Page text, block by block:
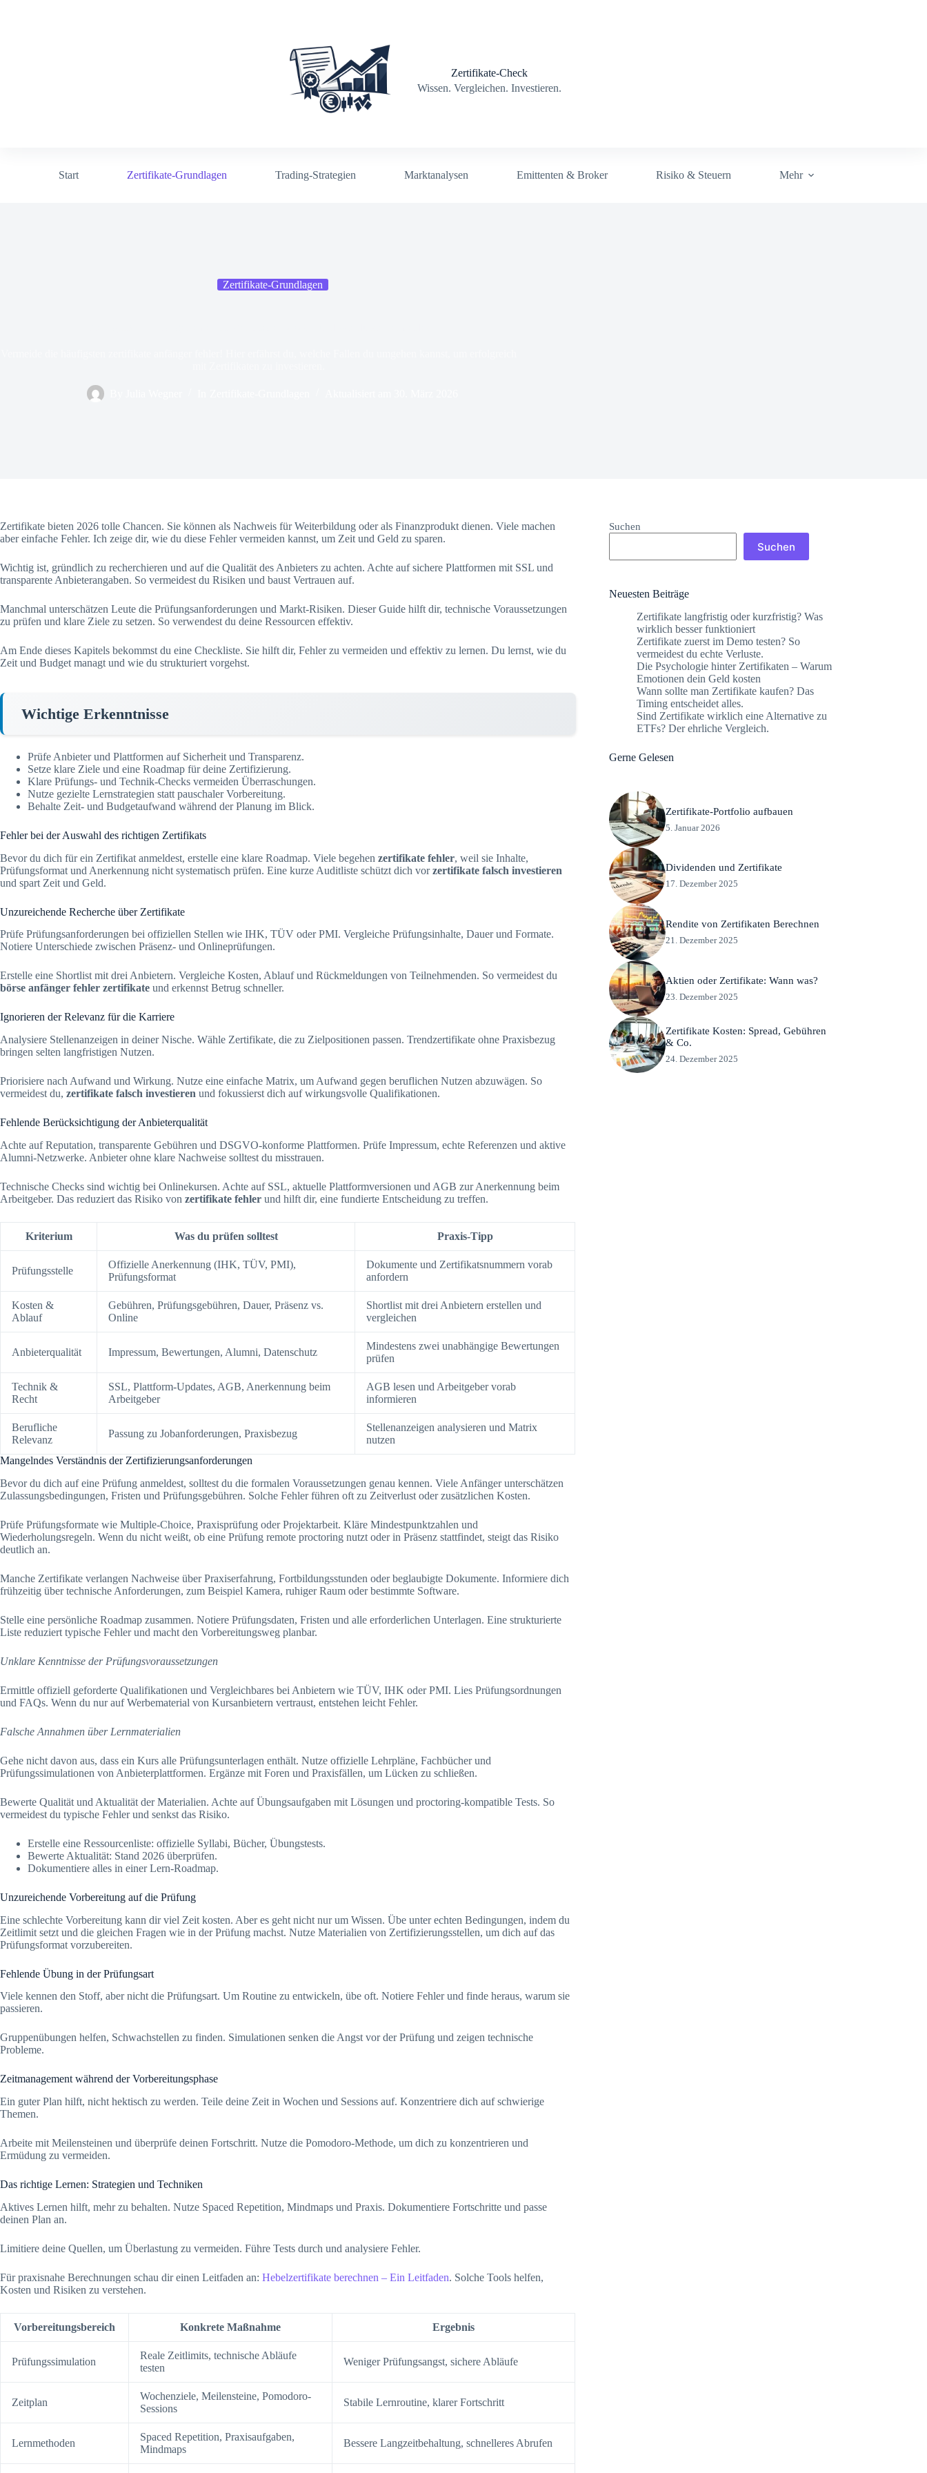
Zertifikate-Check
Wissen. Vergleichen. Investieren.
Start Zertifikate-Grundlagen Trading-Strategien Marktanalysen Emittenten & Broker Risiko & Steuern Mehr
Zertifikate-Grundlagen
Zertifikate bieten 2026 tolle Chancen. Sie können als Nachweis für Weiterbildung oder als Finanzprodukt dienen. Viele machen
aber einfache Fehler. Ich zeige dir, wie du diese Fehler vermeiden kannst, um Zeit und Geld zu sparen.
Wichtig ist, gründlich zu recherchieren und auf die Qualität des Anbieters zu achten. Achte auf sichere Plattformen mit SSL und
transparente Anbieterangaben. So vermeidest du Risiken und baust Vertrauen auf.
Manchmal unterschätzen Leute die Prüfungsanforderungen und Markt-Risiken. Dieser Guide hilft dir, technische Voraussetzungen
zu prüfen und klare Ziele zu setzen. So verwendest du deine Ressourcen effektiv.
Am Ende dieses Kapitels bekommst du eine Checkliste. Sie hilft dir, Fehler zu vermeiden und effektiv zu lernen. Du lernst, wie du
Zeit und Budget managt und wie du strukturiert vorgehst.
Wichtige Erkenntnisse
Prüfe Anbieter und Plattformen auf Sicherheit und Transparenz.
Setze klare Ziele und eine Roadmap für deine Zertifizierung.
Klare Prüfungs- und Technik-Checks vermeiden Überraschungen.
Nutze gezielte Lernstrategien statt pauschaler Vorbereitung.
Behalte Zeit- und Budgetaufwand während der Planung im Blick.
Fehler bei der Auswahl des richtigen Zertifikats
Bevor du dich für ein Zertifikat anmeldest, erstelle eine klare Roadmap. Viele begehen zertifikate fehler, weil sie Inhalte,
Prüfungsformat und Anerkennung nicht systematisch prüfen. Eine kurze Auditliste schützt dich vorzertifikate falsch investieren
und spart Zeit und Geld.
Unzureichende Recherche über Zertifikate
Prüfe Prüfungsanforderungen bei offiziellen Stellen wie IHK, TÜV oder PMI. Vergleiche Prüfungsinhalte, Dauer und Formate.
Notiere Unterschiede zwischen Präsenz- und Onlineprüfungen.
Erstelle eine Shortlist mit drei Anbietern. Vergleiche Kosten, Ablauf und Rückmeldungen von Teilnehmenden. So vermeidest du
börse anfänger fehler zertifikate und erkennst Betrug schneller.
Ignorieren der Relevanz für die Karriere
Analysiere Stellenanzeigen in deiner Nische. Wähle Zertifikate, die zu Zielpositionen passen. Trendzertifikate ohne Praxisbezug
bringen selten langfristigen Nutzen.
Priorisiere nach Aufwand und Wirkung. Nutze eine einfache Matrix, um Aufwand gegen beruflichen Nutzen abzuwägen. So
vermeidest du, zertifikate falsch investieren und fokussierst dich auf wirkungsvolle Qualifikationen.
Fehlende Berücksichtigung der Anbieterqualität
Achte auf Reputation, transparente Gebühren und DSGVO-konforme Plattformen. Prüfe Impressum, echte Referenzen und aktive
Alumni-Netzwerke. Anbieter ohne klare Nachweise solltest du misstrauen.
Technische Checks sind wichtig bei Onlinekursen. Achte auf SSL, aktuelle Plattformversionen und AGB zur Anerkennung beim
Arbeitgeber. Das reduziert das Risiko von zertifikate fehler und hilft dir, eine fundierte Entscheidung zu treffen.
Kriterium Was du prüfen solltest Praxis-Tipp
Prüfungsstelle
Offizielle Anerkennung (IHK, TÜV, PMI),
Prüfungsformat
Dokumente und Zertifikatsnummern vorab
anfordern
Kosten &
Ablauf
Gebühren, Prüfungsgebühren, Dauer, Präsenz vs.
Online
Shortlist mit drei Anbietern erstellen und
vergleichen
Anbieterqualität Impressum, Bewertungen, Alumni, Datenschutz
Mindestens zwei unabhängige Bewertungen
prüfen
Technik &
Recht
SSL, Plattform-Updates, AGB, Anerkennung beim
Arbeitgeber
AGB lesen und Arbeitgeber vorab
informieren
Berufliche
Relevanz
Passung zu Jobanforderungen, Praxisbezug
Stellenanzeigen analysieren und Matrix
nutzen
Mangelndes Verständnis der Zertifizierungsanforderungen
Bevor du dich auf eine Prüfung anmeldest, solltest du die formalen Voraussetzungen genau kennen. Viele Anfänger unterschätzen
Zulassungsbedingungen, Fristen und Prüfungsgebühren. Solche Fehler führen oft zu Zeitverlust oder zusätzlichen Kosten.
Prüfe Prüfungsformate wie Multiple-Choice, Praxisprüfung oder Projektarbeit. Kläre Mindestpunktzahlen und
Wiederholungsregeln. Wenn du nicht weißt, ob eine Prüfung remote proctoring nutzt oder in Präsenz stattfindet, steigt das Risiko
deutlich an.
Manche Zertifikate verlangen Nachweise über Praxiserfahrung, Fortbildungsstunden oder beglaubigte Dokumente. Informiere dich
frühzeitig über technische Anforderungen, zum Beispiel Kamera, ruhiger Raum oder bestimmte Software.
Stelle eine persönliche Roadmap zusammen. Notiere Prüfungsdaten, Fristen und alle erforderlichen Unterlagen. Eine strukturierte
Liste reduziert typische Fehler und macht den Vorbereitungsweg planbar.
Unklare Kenntnisse der Prüfungsvoraussetzungen
Ermittle offiziell geforderte Qualifikationen und Vergleichbares bei Anbietern wie TÜV, IHK oder PMI. Lies Prüfungsordnungen
und FAQs. Wenn du nur auf Werbematerial von Kursanbietern vertraust, entstehen leicht Fehler.
Falsche Annahmen über Lernmaterialien
Gehe nicht davon aus, dass ein Kurs alle Prüfungsunterlagen enthält. Nutze offizielle Lehrpläne, Fachbücher und
Prüfungssimulationen von Anbieterplattformen. Ergänze mit Foren und Praxisfällen, um Lücken zu schließen.
Bewerte Qualität und Aktualität der Materialien. Achte auf Übungsaufgaben mit Lösungen und proctoring-kompatible Tests. So
vermeidest du typische Fehler und senkst das Risiko.
Erstelle eine Ressourcenliste: offizielle Syllabi, Bücher, Übungstests.
Bewerte Aktualität: Stand 2026 überprüfen.
Dokumentiere alles in einer Lern-Roadmap.
Unzureichende Vorbereitung auf die Prüfung
Eine schlechte Vorbereitung kann dir viel Zeit kosten. Aber es geht nicht nur um Wissen. Übe unter echten Bedingungen, indem du
Zeitlimit setzt und die gleichen Fragen wie in der Prüfung machst. Nutze Materialien von Zertifizierungsstellen, um dich auf das
Prüfungsformat vorzubereiten.
Fehlende Übung in der Prüfungsart
Viele kennen den Stoff, aber nicht die Prüfungsart. Um Routine zu entwickeln, übe oft. Notiere Fehler und finde heraus, warum sie
passieren.
Gruppenübungen helfen, Schwachstellen zu finden. Simulationen senken die Angst vor der Prüfung und zeigen technische
Probleme.
Zeitmanagement während der Vorbereitungsphase
Ein guter Plan hilft, nicht hektisch zu werden. Teile deine Zeit in Wochen und Sessions auf. Konzentriere dich auf schwierige
Themen.
Arbeite mit Meilensteinen und überprüfe deinen Fortschritt. Nutze die Pomodoro-Methode, um dich zu konzentrieren und
Ermüdung zu vermeiden.
Das richtige Lernen: Strategien und Techniken
Aktives Lernen hilft, mehr zu behalten. Nutze Spaced Repetition, Mindmaps und Praxis. Dokumentiere Fortschritte und passe
deinen Plan an.
Limitiere deine Quellen, um Überlastung zu vermeiden. Führe Tests durch und analysiere Fehler.
Für praxisnahe Berechnungen schau dir einen Leitfaden an: Hebelzertifikate berechnen – Ein Leitfaden. Solche Tools helfen,
Kosten und Risiken zu verstehen.
Vorbereitungsbereich Konkrete Maßnahme Ergebnis
Prüfungssimulation
Reale Zeitlimits, technische Abläufe
testen
Weniger Prüfungsangst, sichere Abläufe
Zeitplan
Wochenziele, Meilensteine, Pomodoro-
Sessions
Stabile Lernroutine, klarer Fortschritt
Lernmethoden
Spaced Repetition, Praxisaufgaben,
Mindmaps
Bessere Langzeitbehaltung, schnelleres Abrufen
Suchen
Suchen
Neuesten Beiträge
Zertifikate langfristig oder kurzfristig? Was
wirklich besser funktioniert
Zertifikate zuerst im Demo testen? So
vermeidest du echte Verluste.
Die Psychologie hinter Zertifikaten – Warum
Emotionen dein Geld kosten
Wann sollte man Zertifikate kaufen? Das
Timing entscheidet alles.
Sind Zertifikate wirklich eine Alternative zu
ETFs? Der ehrliche Vergleich.
Gerne Gelesen
Zertifikate-Portfolio aufbauen
5. Januar 2026
Dividenden und Zertifikate
17. Dezember 2025
Rendite von Zertifikaten Berechnen
21. Dezember 2025
Aktien oder Zertifikate: Wann was?
23. Dezember 2025
Zertifikate Kosten: Spread, Gebühren
& Co.
24. Dezember 2025